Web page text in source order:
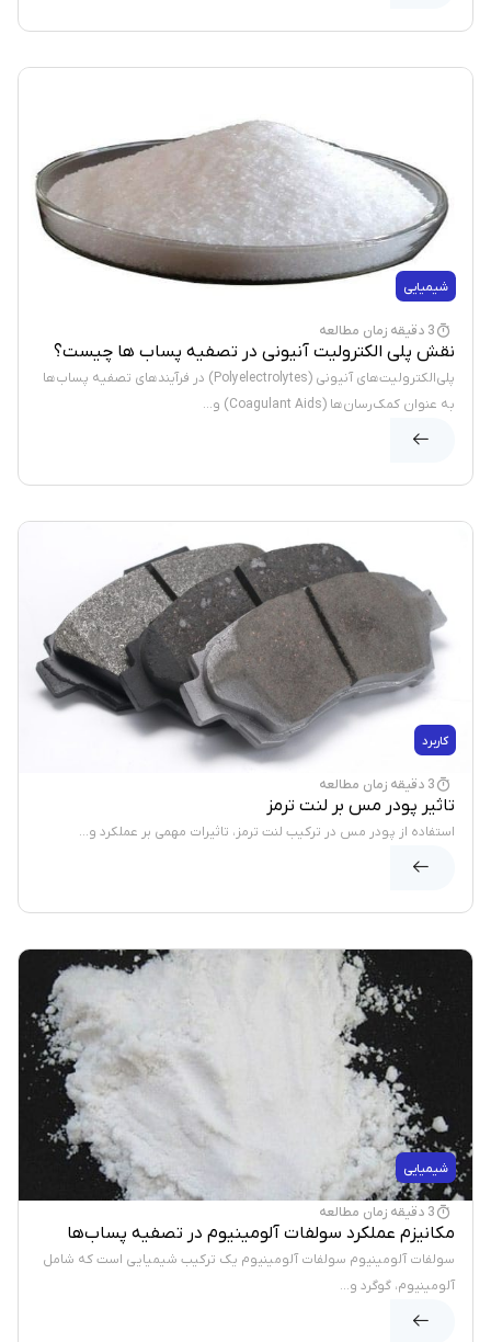
شیمیایی
3 دقیقه زمان مطالعه
نقش پلی الکترولیت آنیونی در تصفیه پساب ها چیست؟
پلی‌الکترولیت‌های آنیونی (Polyelectrolytes) در فرآیندهای تصفیه پساب‌ها
به عنوان کمک‌رسان‌ها (Coagulant Aids) و...
کاربرد
3 دقیقه زمان مطالعه
تاثیر پودر مس بر لنت ترمز
استفاده از پودر مس در ترکیب لنت ترمز، تاثیرات مهمی بر عملکرد و...
شیمیایی
3 دقیقه زمان مطالعه
مکانیزم عملکرد سولفات آلومینیوم در تصفیه پساب‌ها
سولفات آلومینیوم سولفات آلومینیوم یک ترکیب شیمیایی است که شامل
آلومینیوم، گوگرد و...